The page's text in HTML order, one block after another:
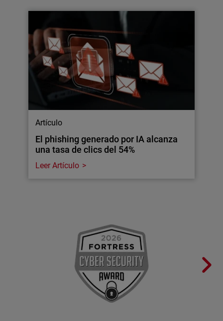
Artículo
El phishing generado por IA alcanza
una tasa de clics del 54%
Leer Artículo